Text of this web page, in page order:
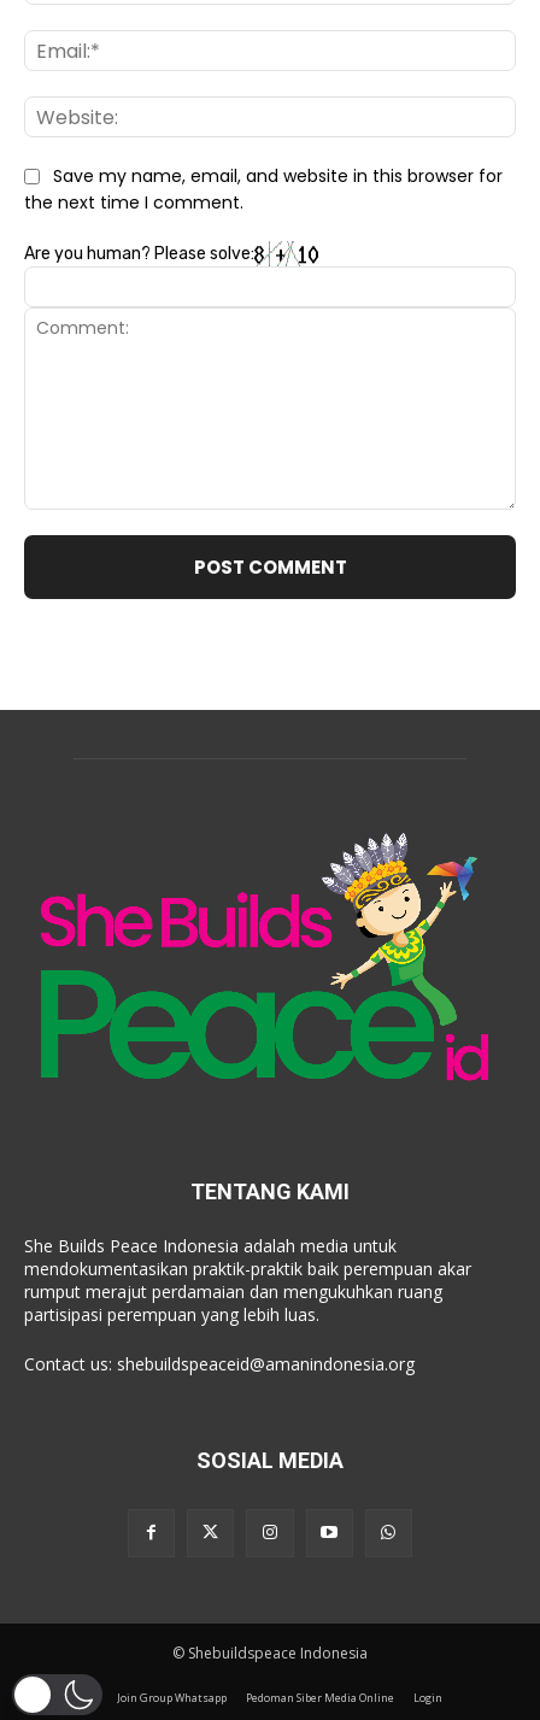
Save my name, email, and website in this browser for
the next time I comment.
Are you human? Please solve:
TENTANG KAMI
She Builds Peace Indonesia adalah media untuk
mendokumentasikan praktik-praktik baik perempuan akar
rumput merajut perdamaian dan mengukuhkan ruang
partisipasi perempuan yang lebih luas.
Contact us: shebuildspeaceid@amanindonesia.org
SOSIAL MEDIA
© Shebuildspeace Indonesia
Join Group Whatsapp Pedoman Siber Media Online Login